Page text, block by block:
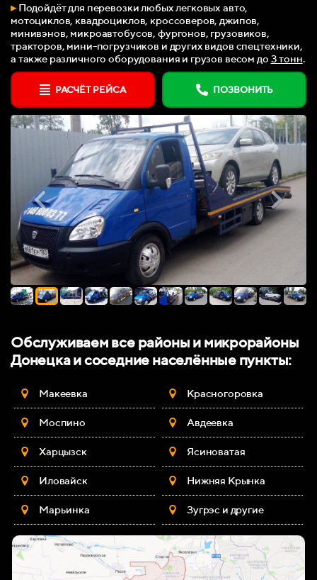
▸Подойдёт для перевозки любых легковых авто,
мотоциклов, квадроциклов, кроссоверов, джипов,
минивэнов, микроавтобусов, фургонов, грузовиков,
тракторов, мини-погрузчиков и других видов спецтехники,
а также различного оборудования и грузов весом до 3 тонн.
РАСЧЁТ РЕЙСА ПОЗВОНИТЬ
Обслуживаем все районы и микрорайоны
Донецка и соседние населённые пункты:
Макеевка
Моспино
Харцызск
Иловайск
Марьинка
Красногоровка
Авдеевка
Ясиноватая
Нижняя Крынка
Зугрэс и другие